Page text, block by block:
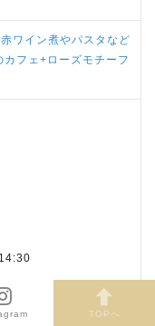
ワイン煮やパスタなど
フェ+ローズモチーフ
TOPへ